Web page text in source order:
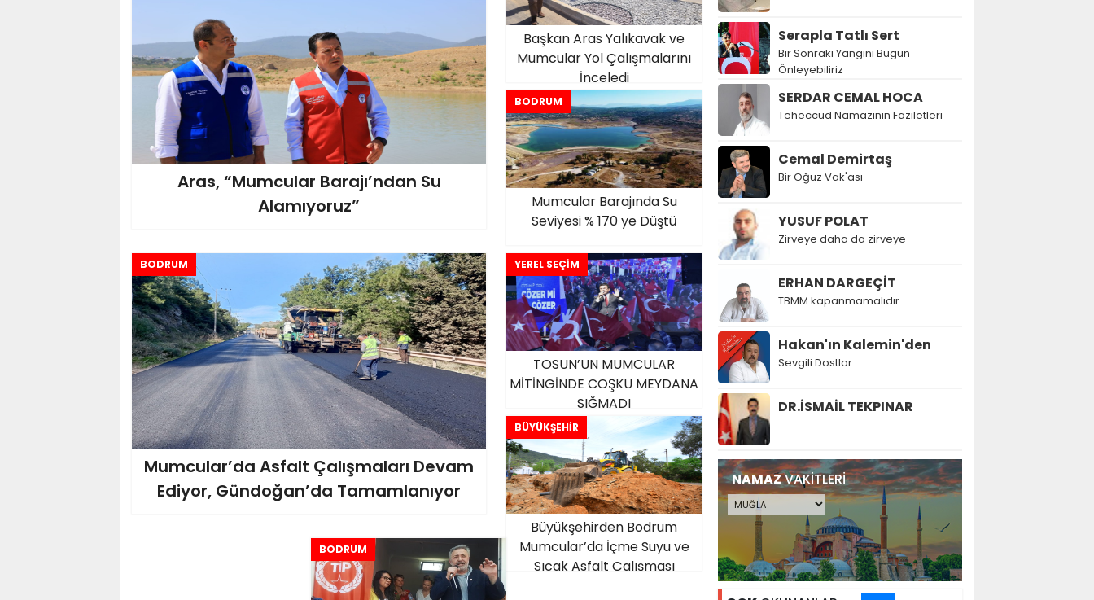
Başkan Aras Yalıkavak ve
Mumcular Yol Çalışmalarını
İnceledi
Aras, “Mumcular Barajı’ndan Su
Alamıyoruz”
BODRUM
Mumcular Barajında Su
Seviyesi % 170 ye Düştü
YEREL SEÇİM
TOSUN’UN MUMCULAR
MİTİNGİNDE COŞKU MEYDANA
SIĞMADI
BODRUM
Mumcular’da Asfalt Çalışmaları Devam
Ediyor, Gündoğan’da Tamamlanıyor
BÜYÜKŞEHİR
Büyükşehirden Bodrum
Mumcular’da İçme Suyu ve
Sıcak Asfalt Çalışması
BODRUM
Serapla Tatlı Sert
Bir Sonraki Yangını Bugün
Önleyebiliriz
SERDAR CEMAL HOCA
Teheccüd Namazının Faziletleri
Cemal Demirtaş
Bir Oğuz Vak'ası
YUSUF POLAT
Zirveye daha da zirveye
ERHAN DARGEÇİT
TBMM kapanmamalıdır
Hakan'ın Kalemin'den
Sevgili Dostlar...
DR.İSMAİL TEKPINAR
NAMAZVAKİTLERİ